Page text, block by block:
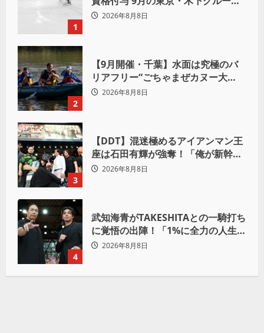
1
杯出場へ
2026年8月8日
2
【9月開催・千葉】水面は究極のバ
リアフリー“ごちゃまぜカヌー大
会”が目指す「誰もが主役になれる地
2026年8月8日
3
【DDT】混迷極めるアイアンマン王
座は石田有輝が強奪！「俺が新幹線
の切符を手に入れるからな！逃げ切
2026年8月8日
4
武知海青がTAKESHITAとの一騎打ち
に覚悟の出陣！「1%に全力の人生を
かけて勝ちにいきたい」
2026年8月8日